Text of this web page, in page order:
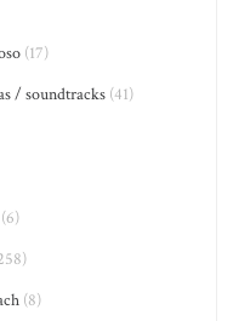
(17)
/ soundtracks(41)
(6)
(8)